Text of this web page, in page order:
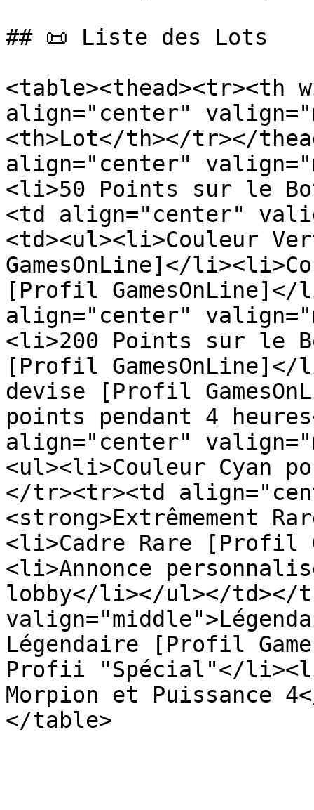
## 📜 Liste des Lots
<table><thead><tr><th
align="center"
<th>Lot</th></tr></
align="center"
<li>50 Points sur le
<td align="center"
<td><ul><li>Couleur
GamesOnLine]</
[Profil
align="center"
<li>200 Points sur le
[Profil
devise [Profil
points pendant 4
align="center"
<ul><li>Couleur Cyan
</tr><tr><td
<strong>Extrêmement
<li>Cadre Rare [Profil
<li>Annonce
lobby</li></ul></td></
Légendaire [Profil
Profii "Spécial"</
Morpion et Puissance